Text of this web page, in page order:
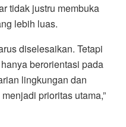
tidak justru membuka
lebih luas.
diselesaikan. Tetapi
berorientasi pada
lingkungan dan
prioritas utama,”